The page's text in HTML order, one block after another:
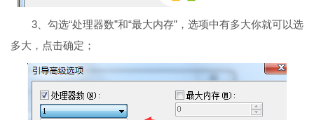
3、勾选“处理器数”和“最大内存”，选项中有多大你就可以选
多大，点击确定；